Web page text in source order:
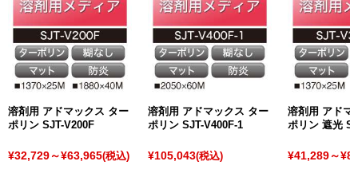
溶剤用 アドマックス ター
ポリン SJT-V200F
¥32,729～¥63,965(税込)
溶剤用 アドマックス ター
ポリン SJT-V400F-1
¥105,043(税込)
溶剤用 アドマ
ポリン 遮光
¥41,289～